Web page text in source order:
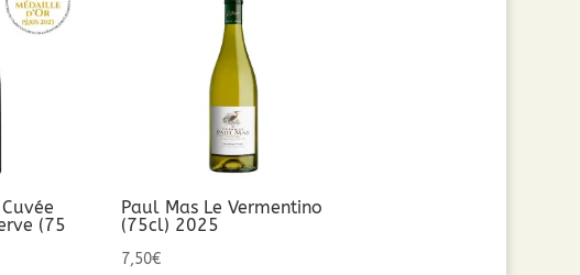
(75
Paul Mas Le Vermentino
(75cl) 2025
7,50€